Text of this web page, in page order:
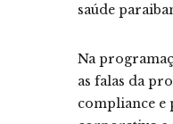
saúde
Na
as falas da
compliance e